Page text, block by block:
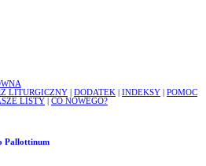
LITURGICZNY DODATEK INDEKSY
POMOC
LISTY CO NOWEGO?
Pallottinum